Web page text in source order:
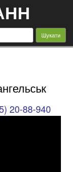
20-88-940